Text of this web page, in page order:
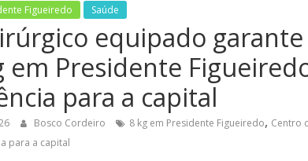
Figueiredo Saúde
equipado
em Presidente
para a capital
Bosco Cordeiro 8 kg em Presidente Figueiredo, Centro
para a capital